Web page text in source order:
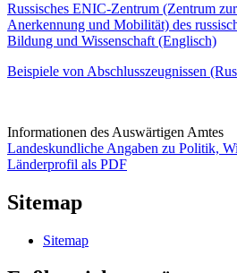
Russisches ENIC-Zentrum (Zentrum
Anerkennung und Mobilität) des
Bildung und Wissenschaft (Englisch)
Beispiele von Abschlusszeugnissen
Informationen des Auswärtigen Amtes
Landeskundliche Angaben zu Politik,
Länderprofil als PDF
Sitemap
Sitemap